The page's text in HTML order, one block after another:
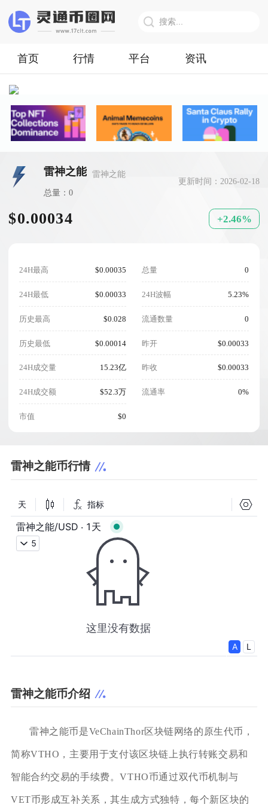
首页 行情 平台 资讯
雷神之能 雷神之能
总量：0
更新时间：2026-02-18
$0.00034 +2.46%
24H最高 $0.00035
24H最低 $0.00033
历史最高 $0.028
历史最低 $0.00014
24H成交量 15.23亿
24H成交额 $52.3万
市值 $0
总量 0
24H波幅 5.23%
流通数量 0
昨开 $0.00033
昨收 $0.00033
流通率 0%
雷神之能币行情
雷神之能币介绍
雷神之能币是VeChainThor区块链网络的原生代币，
简称VTHO，主要用于支付该区块链上执行转账交易和
智能合约交易的手续费。VTHO币通过双代币机制与
VET币形成互补关系，其生成方式独特，每个新区块的